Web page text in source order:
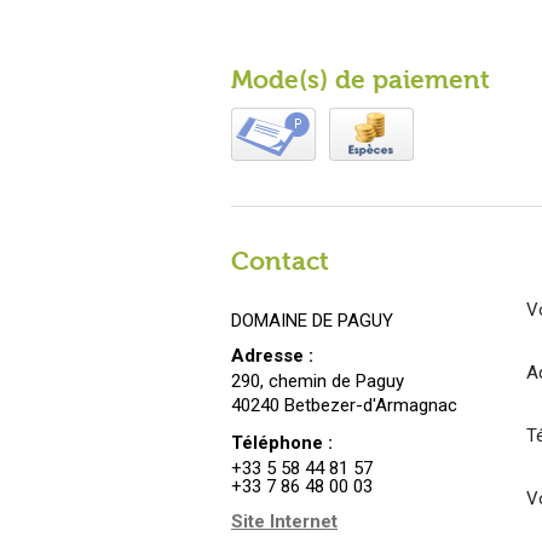
Mode(s) de paiement
Contact
DOMAINE DE PAGUY
Adresse :
290, chemin de Paguy
40240 Betbezer-d'Armagnac
Téléphone :
+33 5 58 44 81 57
+33 7 86 48 00 03
Site Internet